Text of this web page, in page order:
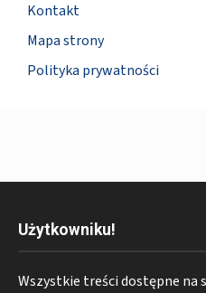
Kontakt
Mapa strony
Polityka prywatności
Użytkowniku!
Wszystkie treści dostępne na